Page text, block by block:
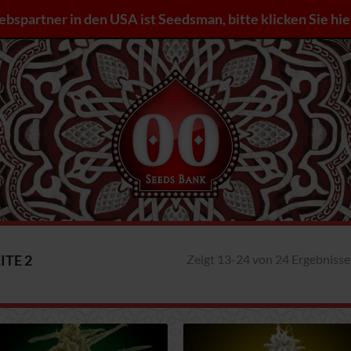
2 Zeigt 13-24 von 24
in den USA ist Seedsman, bitte klicken Sie